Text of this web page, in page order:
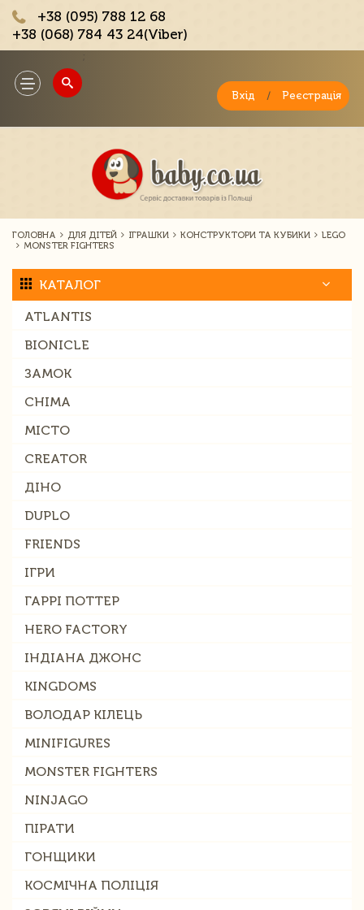
+38 (095) 788 12 68
+38 (068) 784 43 24(Viber)
Toggle
navigation
Вхід / Реєстрація
ГОЛОВНА ДЛЯ ДІТЕЙ ІГРАШКИ КОНСТРУКТОРИ ТА КУБИКИ
LEGO
MONSTER FIGHTERS
КАТАЛОГ
ATLANTIS
BIONICLE
ЗАМОК
CHIMA
МІСТО
CREATOR
ДІНО
DUPLO
FRIENDS
ІГРИ
ГАРРІ ПОТТЕР
HERO FACTORY
ІНДІАНА ДЖОНС
KINGDOMS
ВОЛОДАР КІЛЕЦЬ
MINIFIGURES
MONSTER FIGHTERS
NINJAGO
ПІРАТИ
ГОНЩИКИ
КОСМІЧНА ПОЛІЦІЯ